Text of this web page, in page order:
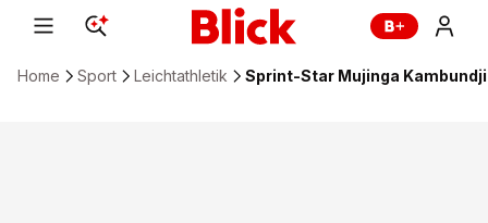
Home Sport Leichtathletik Sprint-Star Mujinga